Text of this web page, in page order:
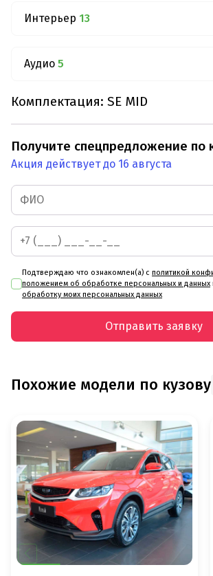
Интерьер 13
Аудио 5
Комплектация: SE MID
Получите спецпредложение по
Акция действует до 16 августа
Подтверждаю что ознакомлен(а) с политикой
положением об обработке персональных и данных
обработку моих персональных данных
Отправить заявку
Похожие модели по кузову